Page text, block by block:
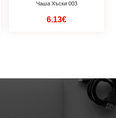
Чаша Хъски 003
6.13€